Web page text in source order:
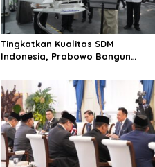
Tingkatkan Kualitas SDM
Indonesia, Prabowo Bangun
Undang Universitas Terbaik Dunia